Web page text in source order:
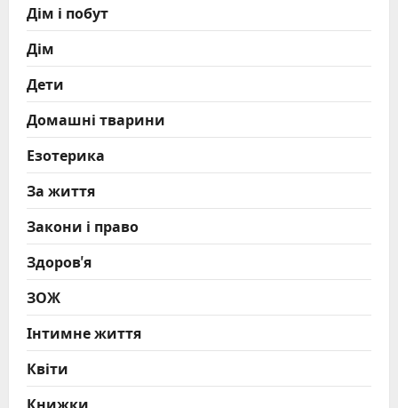
Дім і побут
Дім
Дети
Домашні тварини
Езотерика
За життя
Закони і право
Здоров'я
ЗОЖ
Інтимне життя
Квіти
Книжки